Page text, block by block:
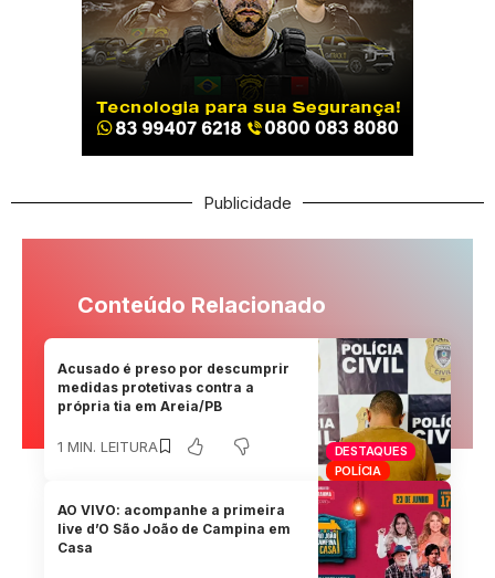
Publicidade
Conteúdo Relacionado
DESTAQUES
POLÍCIA
Acusado é preso por descumprir
medidas protetivas contra a
própria tia em Areia/PB
1 MIN. LEITURA
AO VIVO: acompanhe a primeira
live d’O São João de Campina em
Casa